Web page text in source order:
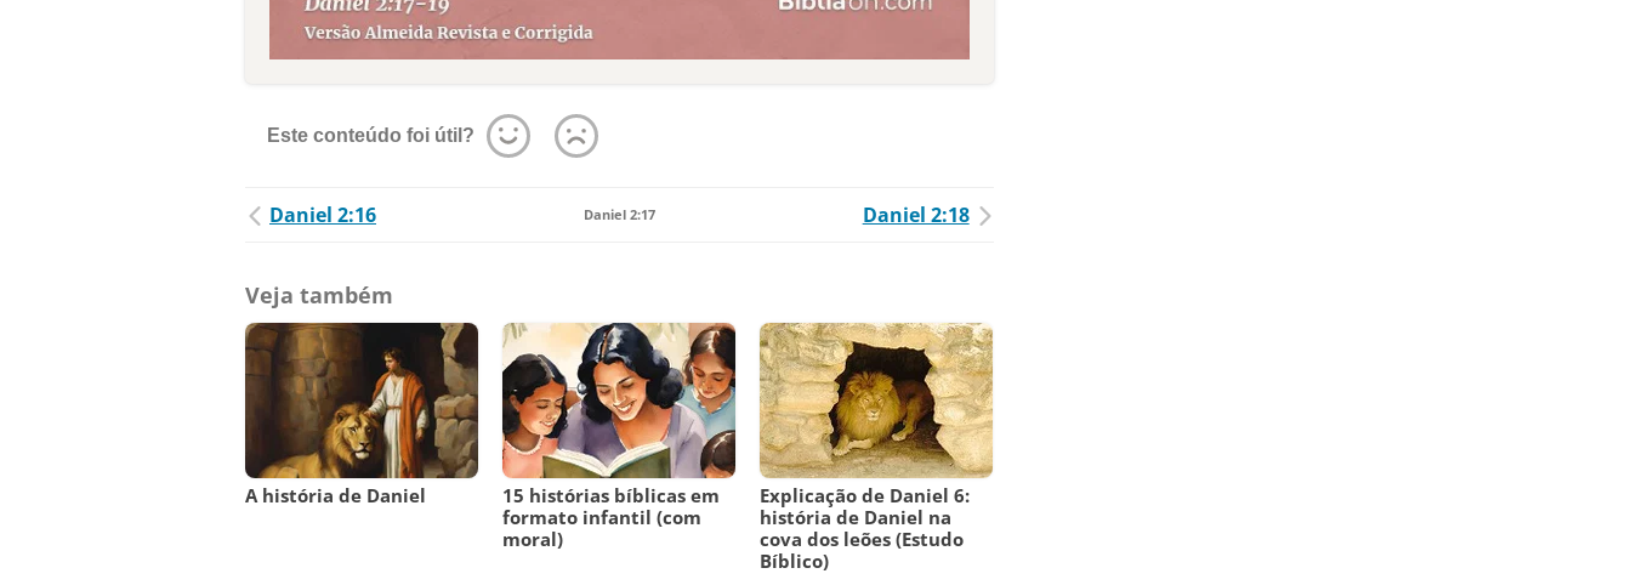
Este conteúdo foi útil?
Daniel 2:16 Daniel 2:17 Daniel 2:18
Veja também
A história de Daniel
15 histórias bíblicas em
formato infantil (com
moral)
Explicação de Daniel 6:
história de Daniel na
cova dos leões (Estudo
Bíblico)